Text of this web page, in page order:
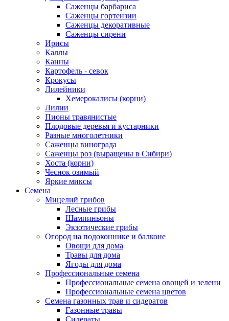
Саженцы барбариса
Саженцы гортензии
Саженцы декоративные
Саженцы сирени
Ирисы
Каллы
Канны
Картофель - севок
Крокусы
Лилейники
Хемерокалисы (корни)
Лилии
Пионы травянистые
Плодовые деревья и кустарники
Разные многолетники
Саженцы винограда
Саженцы роз (выращены в Сибири)
Хоста (корни)
Чеснок озимый
Яркие миксы
Семена
Мицелий грибов
Лесные грибы
Шампиньоны
Экзотические грибы
Огород на подоконнике и балконе
Овощи для дома
Травы для дома
Ягоды для дома
Профессиональные семена
Профессиональные семена овощей и зелени
Профессиональные семена цветов
Семена газонных трав и сидератов
Газонные травы
Сидераты